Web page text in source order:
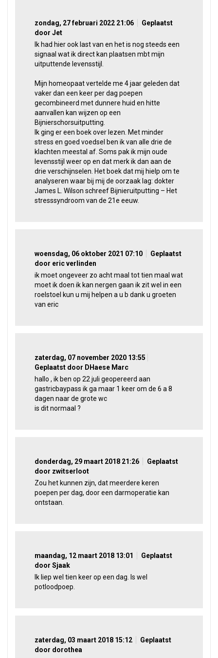
zondag, 27 februari 2022 21:06
Geplaatst
door Jet
Ik had hier ook last van en het is nog steeds een
signaal wat ik direct kan plaatsen mbt mijn
uitputtende levensstijl.
Mijn homeopaat vertelde me 4 jaar geleden dat
vaker dan een keer per dag poepen
gecombineerd met dunnere huid en hitte
aanvallen kan wijzen op een
Bijnierschorsuitputting.
Ik ging er een boek over lezen. Met minder
stress en goed voedsel ben ik van alle drie de
klachten meestal af. Soms pak ik mijn oude
levensstijl weer op en dat merk ik dan aan de
drie verschijnselen. Het boek dat mij hielp om te
analyseren waar bij mij de oorzaak lag: dokter
James L. Wilson schreef Bijnieruitputting – Het
stresssyndroom van de 21e eeuw.
woensdag, 06 oktober 2021 07:10
Geplaatst
door eric verlinden
ik moet ongeveer zo acht maal tot tien maal wat
moet ik doen ik kan nergen gaan ik zit wel in een
roelstoel kun u mij helpen a u b dank u groeten
van eric
zaterdag, 07 november 2020 13:55
Geplaatst door DHaese Marc
hallo , ik ben op 22 juli geopereerd aan
gastricbaypass ik ga maar 1 keer om de 6 a 8
dagen naar de grote wc
is dit normaal ?
donderdag, 29 maart 2018 21:26
Geplaatst
door zwitserloot
Zou het kunnen zijn, dat meerdere keren
poepen per dag, door een darmoperatie kan
ontstaan.
maandag, 12 maart 2018 13:01
Geplaatst
door Sjaak
Ik liep wel tien keer op een dag. Is wel
potloodpoep.
zaterdag, 03 maart 2018 15:12
Geplaatst
door dorothea